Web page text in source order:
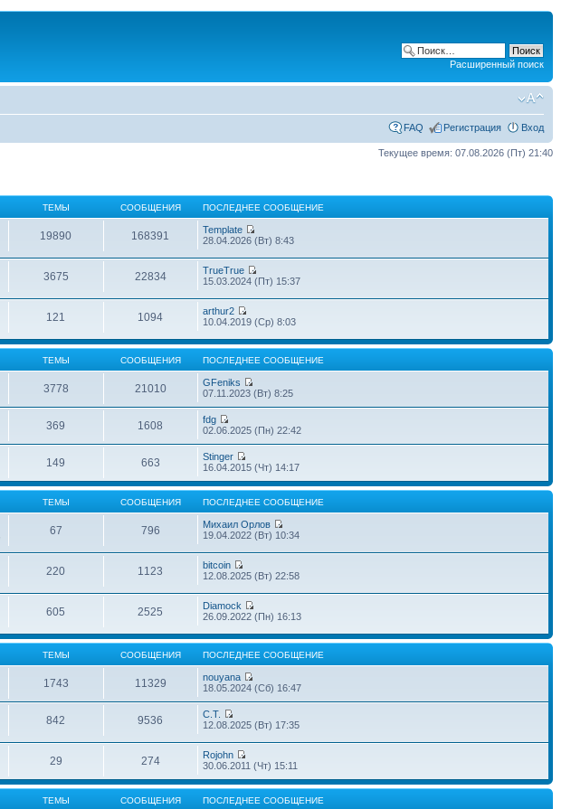
Расширенный поиск
FAQ Регистрация Вход
Текущее время: 07.08.2026 (Пт) 21:40
ТЕМЫ СООБЩЕНИЯ ПОСЛЕДНЕЕ СООБЩЕНИЕ
19890 168391
Template
28.04.2026 (Вт) 8:43
3675 22834
TrueTrue
15.03.2024 (Пт) 15:37
121 1094
arthur2
10.04.2019 (Ср) 8:03
ТЕМЫ СООБЩЕНИЯ ПОСЛЕДНЕЕ СООБЩЕНИЕ
3778 21010
GFeniks
07.11.2023 (Вт) 8:25
369 1608
fdg
02.06.2025 (Пн) 22:42
149 663
Stinger
16.04.2015 (Чт) 14:17
ТЕМЫ СООБЩЕНИЯ ПОСЛЕДНЕЕ СООБЩЕНИЕ
67 796
Михаил Орлов
19.04.2022 (Вт) 10:34
220 1123
bitcoin
12.08.2025 (Вт) 22:58
605 2525
Diamock
26.09.2022 (Пн) 16:13
ТЕМЫ СООБЩЕНИЯ ПОСЛЕДНЕЕ СООБЩЕНИЕ
1743 11329
nouyana
18.05.2024 (Сб) 16:47
842 9536
С.Т.
12.08.2025 (Вт) 17:35
29 274
Rojohn
30.06.2011 (Чт) 15:11
ТЕМЫ СООБЩЕНИЯ ПОСЛЕДНЕЕ СООБЩЕНИЕ